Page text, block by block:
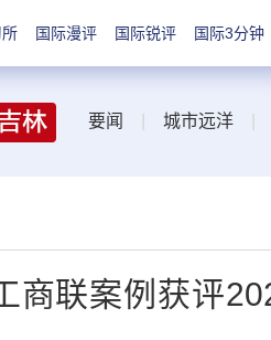
国际漫评 国际锐评 国际3分钟
要闻 城市远洋
商联案例获评